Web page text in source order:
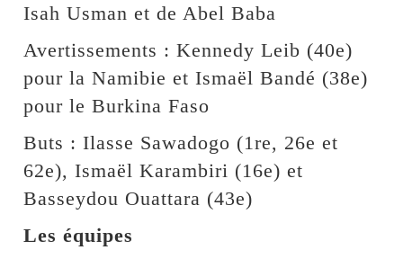
Isah Usman et de Abel Baba
Avertissements : Kennedy Leib (40e)
pour la Namibie et Ismaël Bandé (38e)
pour le Burkina Faso
Buts : Ilasse Sawadogo (1re, 26e et
62e), Ismaël Karambiri (16e) et
Basseydou Ouattara (43e)
Les équipes